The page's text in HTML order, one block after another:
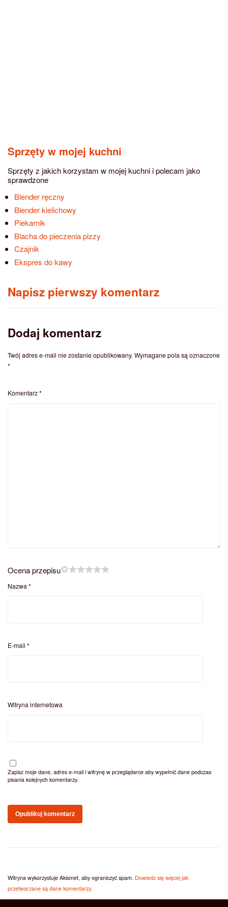
Sprzęty w mojej kuchni
Sprzęty z jakich korzystam w mojej kuchni i polecam jako
sprawdzone
Blender ręczny
Blender kielichowy
Piekarnik
Blacha do pieczenia pizzy
Czajnik
Ekspres do kawy
Napisz pierwszy komentarz
Dodaj komentarz
Twój adres e-mail nie zostanie opublikowany.Wymagane pola są oznaczone
*
Komentarz*
Ocena przepisu
Nazwa *
E-mail *
Witryna internetowa
Zapisz moje dane, adres e-mail i witrynę w przeglądarce aby wypełnić dane podczas
pisania kolejnych komentarzy.
Witryna wykorzystuje Akismet, aby ograniczyć spam. Dowiedz się więcej jak
przetwarzane są dane komentarzy.